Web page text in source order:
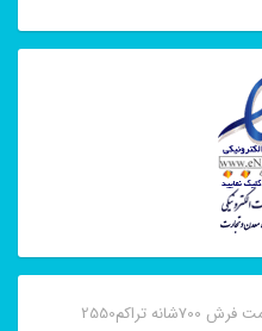
محصولات برچسب خورده “قیمت فرش 700شانه تراکم2550